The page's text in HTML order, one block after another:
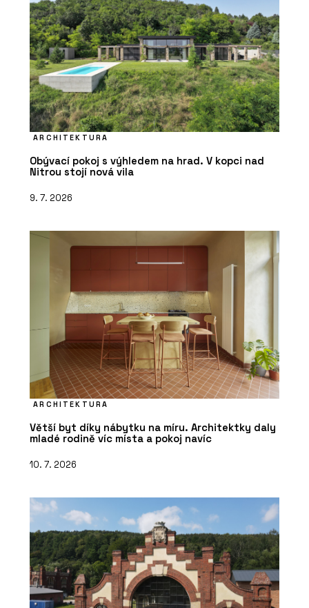
ARCHITEKTURA
Obývací pokoj s výhledem na hrad. V kopci nad
Nitrou stojí nová vila
9. 7. 2026
ARCHITEKTURA
Větší byt díky nábytku na míru. Architektky daly
mladé rodině víc místa a pokoj navíc
10. 7. 2026